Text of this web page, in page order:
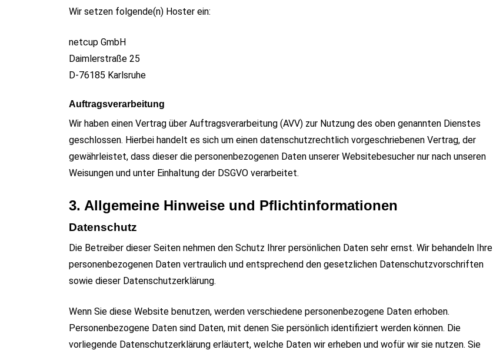
Wir setzen folgende(n) Hoster ein:
netcup GmbH
Daimlerstraße 25
D-76185 Karlsruhe
Auftragsverarbeitung
Wir haben einen Vertrag über Auftragsverarbeitung (AVV) zur Nutzung des oben genannten Dienstes
geschlossen. Hierbei handelt es sich um einen datenschutzrechtlich vorgeschriebenen Vertrag, der
gewährleistet, dass dieser die personenbezogenen Daten unserer Websitebesucher nur nach unseren
Weisungen und unter Einhaltung der DSGVO verarbeitet.
3. Allgemeine Hinweise und Pflicht­informationen
Datenschutz
Die Betreiber dieser Seiten nehmen den Schutz Ihrer persönlichen Daten sehr ernst. Wir behandeln Ihre
personenbezogenen Daten vertraulich und entsprechend den gesetzlichen Datenschutzvorschriften
sowie dieser Datenschutzerklärung.
Wenn Sie diese Website benutzen, werden verschiedene personenbezogene Daten erhoben.
Personenbezogene Daten sind Daten, mit denen Sie persönlich identifiziert werden können. Die
vorliegende Datenschutzerklärung erläutert, welche Daten wir erheben und wofür wir sie nutzen. Sie